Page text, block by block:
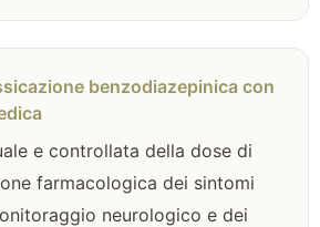
benzodiazepinica con
e controllata della dose di
farmacologica dei sintomi
neurologico e dei